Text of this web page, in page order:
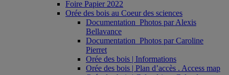
Foire Papier 2022
Orée des bois au Coeur des sciences
Documentation_Photos par Alexis
Bellavance
Documentation_Photos par Caroline
Pierret
Orée des bois | Informations
Orée des bois | Plan d’accès . Access map